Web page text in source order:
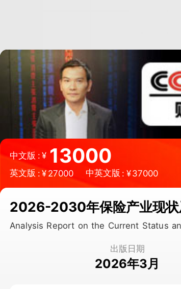
中文版 : ¥ 13000
英文版 : ¥27000 中英文版 : ¥37000
2026-2030年保险产业现状
Analysis Report on the Current Status
出版日期
2026年3月